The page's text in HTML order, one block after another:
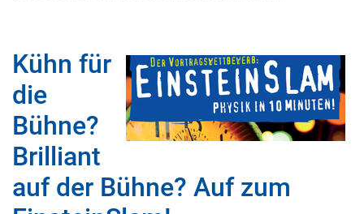
Kühn für
die
Bühne?
Brilliant
auf der Bühne? Auf zum